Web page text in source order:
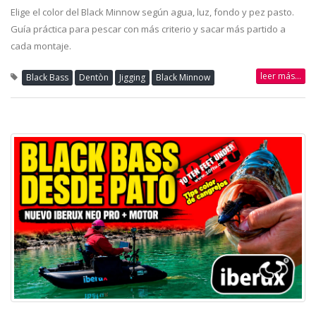
Elige el color del Black Minnow según agua, luz, fondo y pez pasto.
Guía práctica para pescar con más criterio y sacar más partido a
cada montaje.
Black Bass Dentòn Jigging Black Minnow leer más...